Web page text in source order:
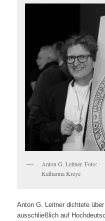
Anton G. Leitner. Foto:
Katharina Kreye
Anton G. Leitner dichtete
ausschließlich auf